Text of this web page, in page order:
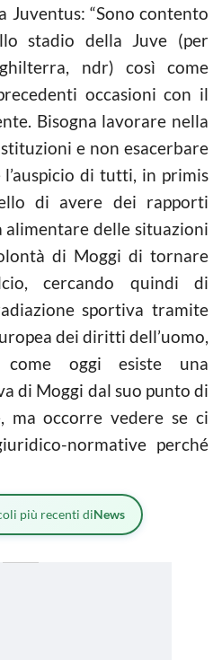
Juventus: “Sono contento
stadio della Juve (per
ndr) così come
occasioni con il
Bisogna lavorare nella
e non esacerbare
l’auspicio di tutti, in primis
di avere dei rapporti
alimentare delle situazioni
di Moggi di tornare
, cercando quindi di
sportiva tramite
dei diritti dell’uomo,
oggi esiste una
di Moggi dal suo punto di
ma occorre vedere se ci
normative perché
più recenti diNews